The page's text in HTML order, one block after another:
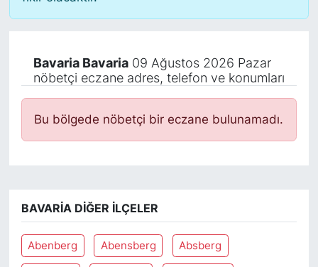
Bavaria Bavaria09 Ağustos 2026 Pazar
nöbetçi eczane adres, telefon ve konumları
Bu bölgede nöbetçi bir eczane bulunamadı.
BAVARIA DIĞER İLÇELER
Abenberg Abensberg Absberg